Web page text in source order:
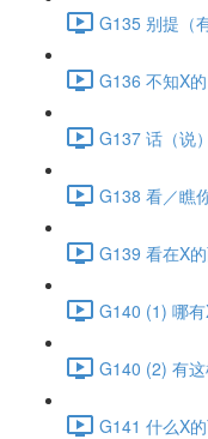
G135 别提（
G136 不知X
G137 话（说
G138 看／瞧
G139 看在X
G140 (1) 哪
G140 (2) 有
G141 什么X